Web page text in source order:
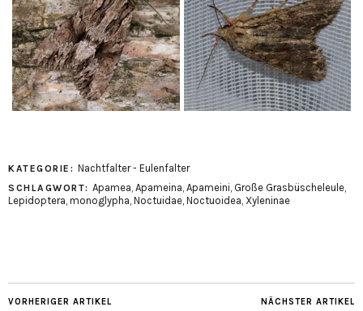
KATEGORIE: Nachtfalter - Eulenfalter
SCHLAGWORT: Apamea, Apameina, Apameini, Große Grasbüscheleule,
Lepidoptera, monoglypha, Noctuidae, Noctuoidea, Xyleninae
VORHERIGER ARTIKEL NÄCHSTER ARTIKEL